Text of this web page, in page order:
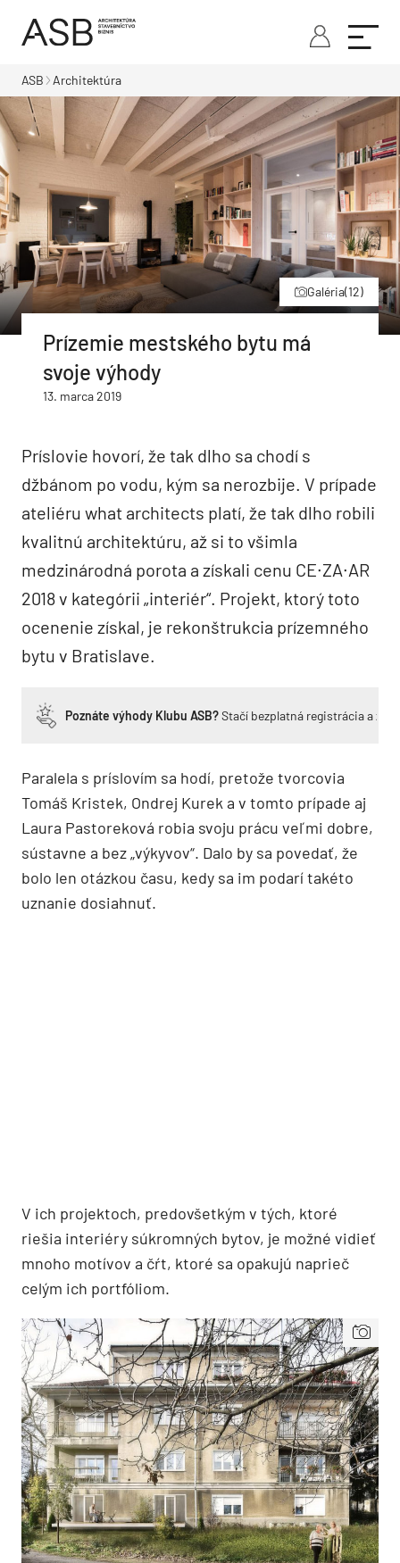
ASB Architektúra
Galéria(12)
Prízemie mestského bytu má
svoje výhody
13. marca 2019
Príslovie hovorí, že tak dlho sa chodí s
džbánom po vodu, kým sa nerozbije. V prípade
ateliéru what architects platí, že tak dlho robili
kvalitnú architektúru, až si to všimla
medzinárodná porota a získali cenu CE∙ZA∙AR
2018 v kategórii „interiér“. Projekt, ktorý toto
ocenenie získal, je rekonštrukcia prízemného
bytu v Bratislave.
Poznáte výhody Klubu ASB?Stačí bezplatná registrácia a
Paralela s príslovím sa hodí, pretože tvorcovia
Tomáš Kristek, Ondrej Kurek a v tomto prípade aj
Laura Pastoreková robia svoju prácu veľmi dobre,
sústavne a bez „výkyvov“. Dalo by sa povedať, že
bolo len otázkou času, kedy sa im podarí takéto
uznanie dosiahnuť.
V ich projektoch, predovšetkým v tých, ktoré
riešia interiéry súkromných bytov, je možné vidieť
mnoho motívov a čŕt, ktoré sa opakujú naprieč
celým ich portfóliom.